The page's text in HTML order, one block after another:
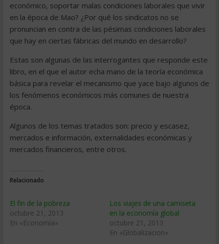
económico, soportar malas condiciones laborales que vivir
en la época de Mao? ¿Por qué los sindicatos no se
pronuncian en contra de las pésimas condiciones laborales
que hay en ciertas fábricas del mundo en desarrollo?
Estas son algunas de las interrogantes que responde este
libro, en el que el autor echa mano de la teoría económica
básica para revelar el mecanismo que yace bajo algunos de
los fenómenos económicos más comunes de nuestra
época.
Algunos de los temas tratados son: precio y escasez,
mercados e información, externalidades económicas y
mercados financieros, entre otros.
Relacionado
El fin de la pobreza
octubre 21, 2013
En «Economía»
Los viajes de una camiseta
en la economía global
octubre 21, 2013
En «Globalizacion»